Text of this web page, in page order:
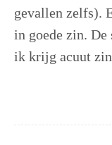
gevallen zelfs).
in goede zin. De
ik krijg acuut